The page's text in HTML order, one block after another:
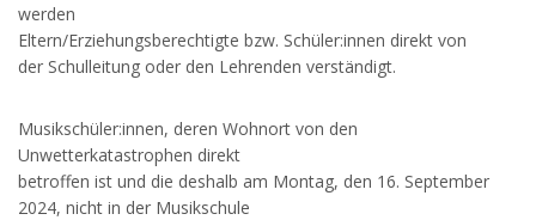
werden
Eltern/Erziehungsberechtigte bzw. Schüler:innen direkt von
der Schulleitung oder den Lehrenden verständigt.
Musikschüler:innen, deren Wohnort von den
Unwetterkatastrophen direkt
betroffen ist und die deshalb am Montag, den 16. September
2024, nicht in der Musikschule